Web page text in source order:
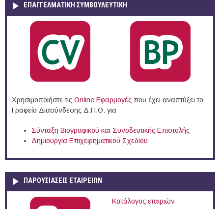
ΕΠΑΓΓΕΛΜΑΤΙΚΉ ΣΥΜΒΟΥΛΕΥΤΙΚΉ
Χρησιμοποιήστε τις Online Eφαρμογές που έχει αναπτύξει το
Γραφείο Διασύνδεσης Δ.Π.Θ. για
Σύνταξη Βιογραφικού και Συνοδευτικής Επιστολής
Δημιουργία Επιχειρηματικού Σχεδίου
ΠΑΡΟΥΣΙΆΣΕΙΣ ΕΤΑΙΡΕΙΏΝ
Κατάλογος εταιριών